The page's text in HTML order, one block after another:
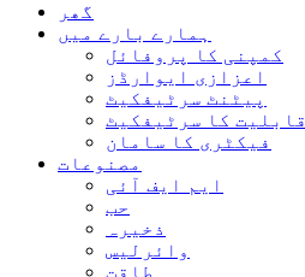
گھر
ہمارے بارے میں
کمپنی کا پروفائل
اعزازی ایوارڈز
پیٹنٹ سرٹیفکیٹ
قابلیت کا سرٹیفکیٹ
فیکٹری کا سامان
مصنوعات
ایم ایف آئی
حب
ذخیرہ
وائرلیس
طاقت